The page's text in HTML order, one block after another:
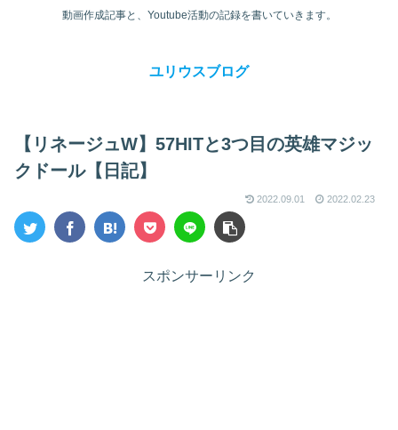
動画作成記事と、Youtube活動の記録を書いていきます。
ユリウスブログ
【リネージュW】57HITと3つ目の英雄マジッ
クドール【日記】
2022.09.01 2022.02.23
スポンサーリンク